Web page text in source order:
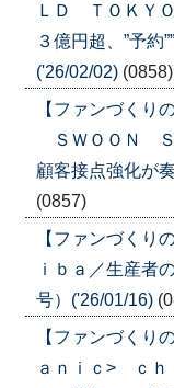
ＬＤ ＴＯＫＹ
３億円超、”予約
('26/02/02) (0858)
【ファンづく
ＳＷＯＯＮ Ｓ
顧客接点強化が
(0857)
【ファンづく
ｉｂａ／生産者
号）('26/01/16)
【ファンづく
ａｎｉｃ> ｃｈ